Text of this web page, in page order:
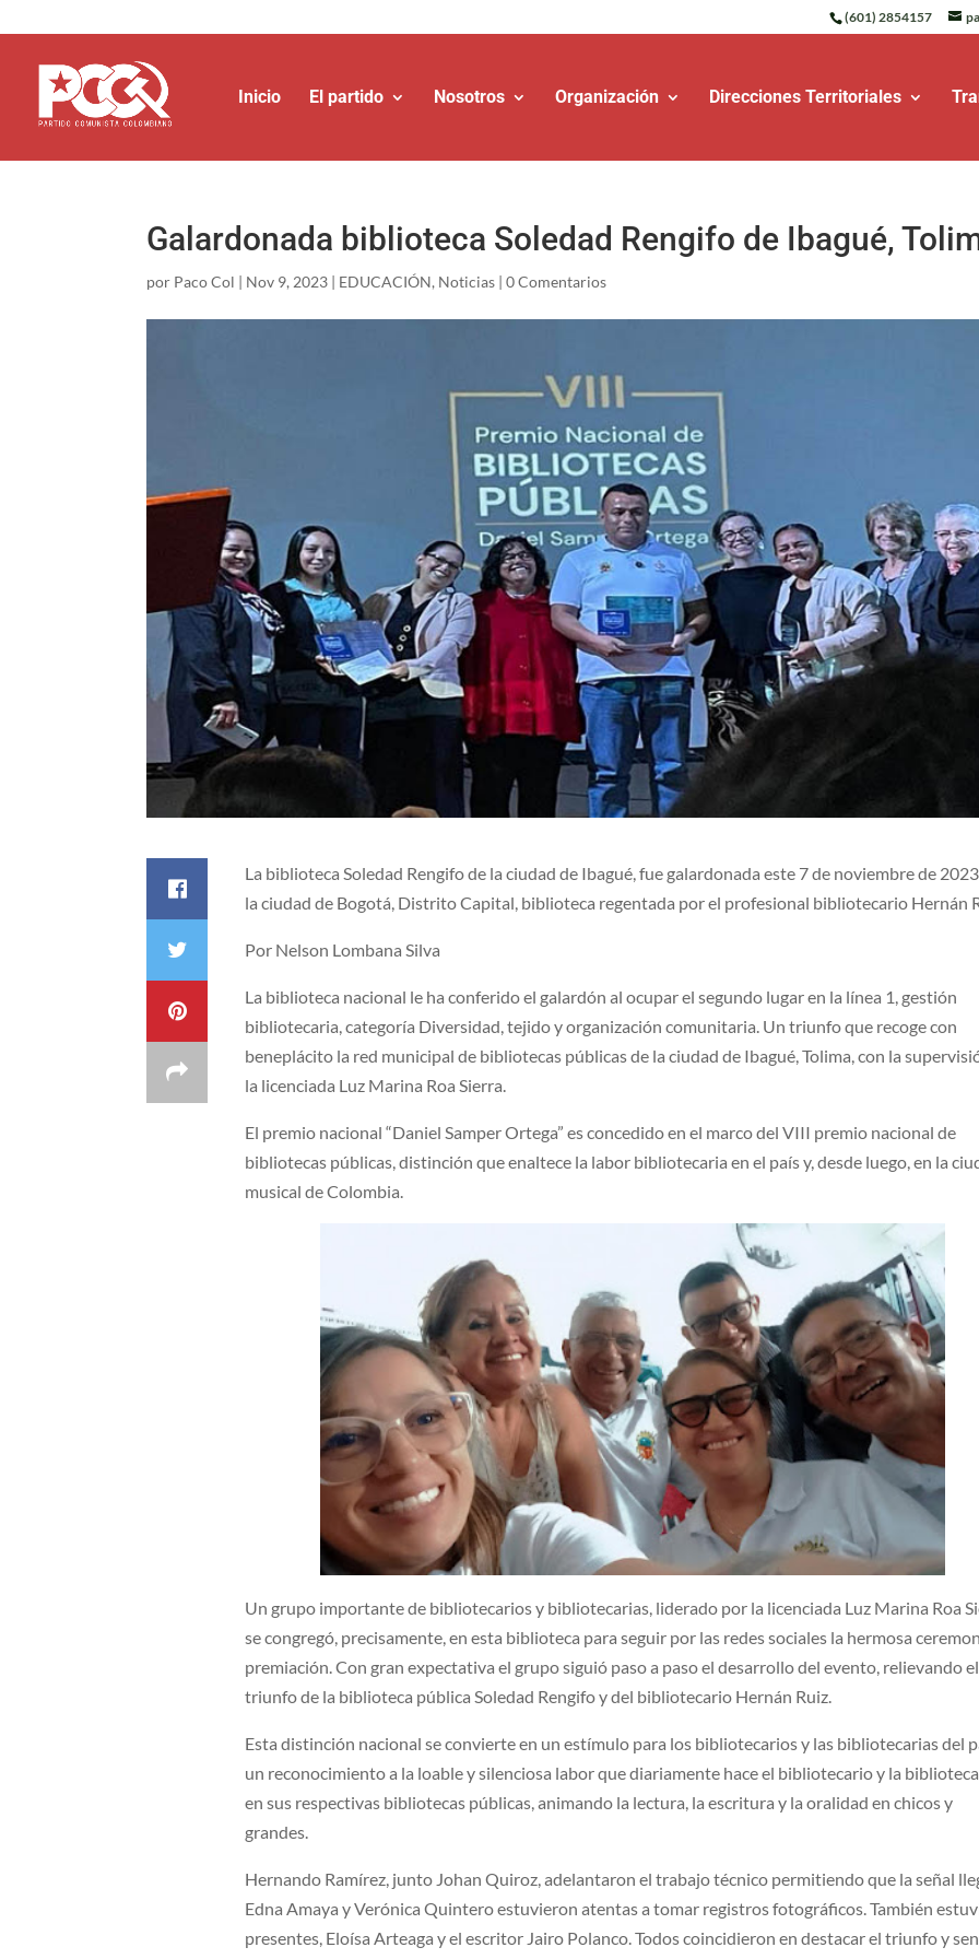
(601) 2854157
Inicio El partido Nosotros Organización Direcciones Territoriales
Galardonada biblioteca Soledad Rengifo de Ibagué,
por Paco Col | Nov 9, 2023 | EDUCACIÓN, Noticias |0 Comentarios
La biblioteca Soledad Rengifo de la ciudad de Ibagué, fue galardonada este 7 de noviembre de
la ciudad de Bogotá, Distrito Capital, biblioteca regentada por el profesional bibliotecario Hernán
Por Nelson Lombana Silva
La biblioteca nacional le ha conferido el galardón al ocupar el segundo lugar en la línea 1, gestión
bibliotecaria, categoría Diversidad, tejido y organización comunitaria. Un triunfo que recoge con
beneplácito la red municipal de bibliotecas públicas de la ciudad de Ibagué, Tolima, con la
la licenciada Luz Marina Roa Sierra.
El premio nacional “Daniel Samper Ortega” es concedido en el marco del VIII premio nacional de
bibliotecas públicas, distinción que enaltece la labor bibliotecaria en el país y, desde luego, en la
musical de Colombia.
Un grupo importante de bibliotecarios y bibliotecarias, liderado por la licenciada Luz Marina Roa
se congregó, precisamente, en esta biblioteca para seguir por las redes sociales la hermosa
premiación. Con gran expectativa el grupo siguió paso a paso el desarrollo del evento, relievando el
triunfo de la biblioteca pública Soledad Rengifo y del bibliotecario Hernán Ruiz.
Esta distinción nacional se convierte en un estímulo para los bibliotecarios y las bibliotecarias del
un reconocimiento a la loable y silenciosa labor que diariamente hace el bibliotecario y la
en sus respectivas bibliotecas públicas, animando la lectura, la escritura y la oralidad en chicos y
grandes.
Hernando Ramírez, junto Johan Quiroz, adelantaron el trabajo técnico permitiendo que la señal
Edna Amaya y Verónica Quintero estuvieron atentas a tomar registros fotográficos. También
presentes, Eloísa Arteaga y el escritor Jairo Polanco. Todos coincidieron en destacar el triunfo y